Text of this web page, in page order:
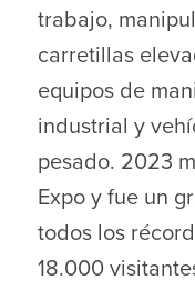
trabajo,
carretillas
equipos de
industrial y
pesado. 2023
Expo y fue un
todos los
18.000